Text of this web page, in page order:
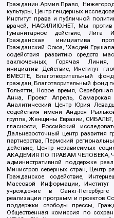
Гражданин.Армия.Право,
культуры, Центр гендерных
Институт права и публичной
врачей, НАСИЛИЮ.НЕТ, Мы против
Гуманитарное действие, Лига
Гражданская инициатива
Гражданский Союз, "Хасдей
содействия развитию средств
заключенных, Горячая Линия,
инициатив Действие, Институт
ВМЕСТЕ, Благотворительный
граждан, Благотворительный
Тольятти, Новое время,
Анна, Проект Апрель,
Аналитический Центр Юрия
содействия имени Андрея
группа, Женщины Евразии,
гласности, Российский
Дальневосточный центр развития
партнерства, Пермский
действие, Центр независимых
АКАДЕМИЯ ПО ПРАВАМ ЧЕЛОВЕКА,
административной поддержке
Министров северных стран, Центр
Гражданское содействие,
Массовой Информации,
учреждение в Санкт-
реализации программ и проектов
поддержки свободы прессы,
Общественная комиссия по